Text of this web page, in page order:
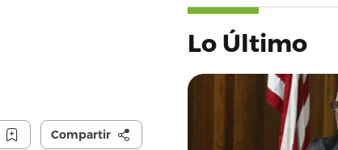
Compartir
Lo Último